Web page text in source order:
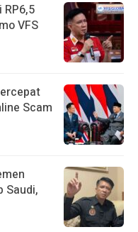
RP6,5
VFS
Scam
Saudi,